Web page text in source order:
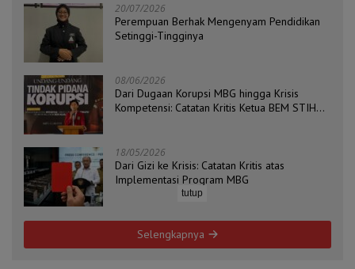
20/07/2026
Perempuan Berhak Mengenyam Pendidikan
Setinggi-Tingginya
08/06/2026
Dari Dugaan Korupsi MBG hingga Krisis
Kompetensi: Catatan Kritis Ketua BEM STIH
18/05/2026
Dari Gizi ke Krisis: Catatan Kritis atas
Implementasi Program MBG
Selengkapnya
tutup